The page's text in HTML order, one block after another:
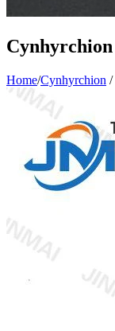
Cynhyrchion
Home/Cynhyrchion /